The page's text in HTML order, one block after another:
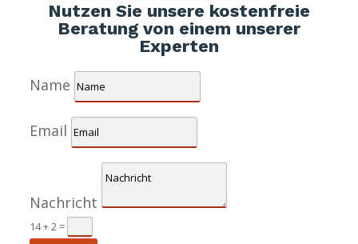
Nutzen Sie unsere kostenfreie
Beratung von einem unserer
Experten
Name
Email
Nachricht
14 + 2=